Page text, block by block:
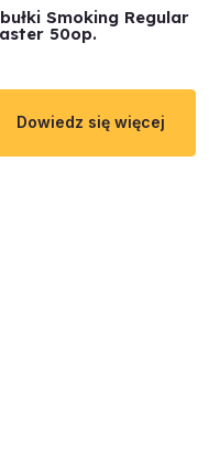
Smoking Regular
50op.
Dowiedz się więcej